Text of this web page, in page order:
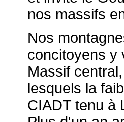
nos massifs
Nos
concitoyens y
Massif
lesquels la
CIADT tenu à